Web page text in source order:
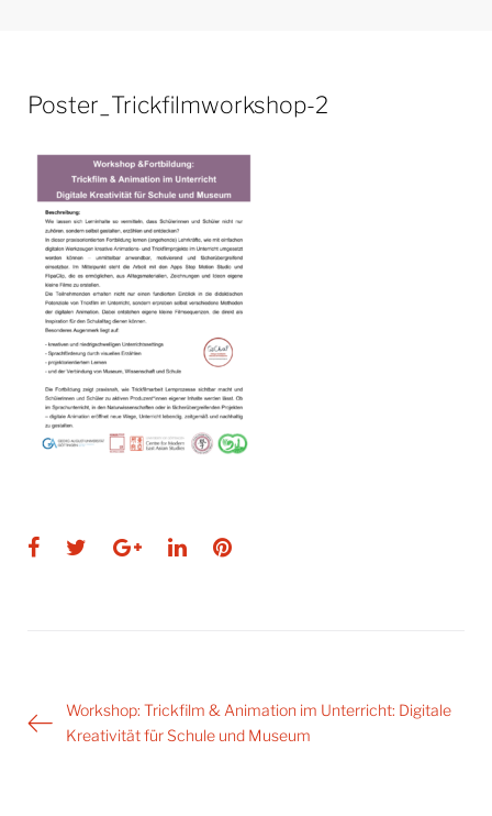
Poster_Trickfilmworkshop-2
Facebook
TwitterGoogle+
LinkedInPinterest
Post
navigation
Workshop: Trickfilm & Animation im Unterricht: Digitale
Kreativität für Schule und Museum